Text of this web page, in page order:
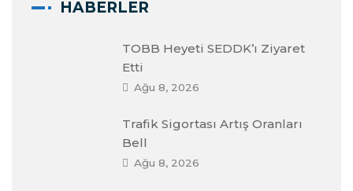
HABERLER
TOBB Heyeti SEDDK’ı Ziyaret
Etti
Ağu 8, 2026
Trafik Sigortası Artış Oranları
Bell
Ağu 8, 2026